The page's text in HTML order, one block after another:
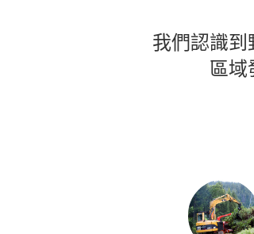
我們認識
區域